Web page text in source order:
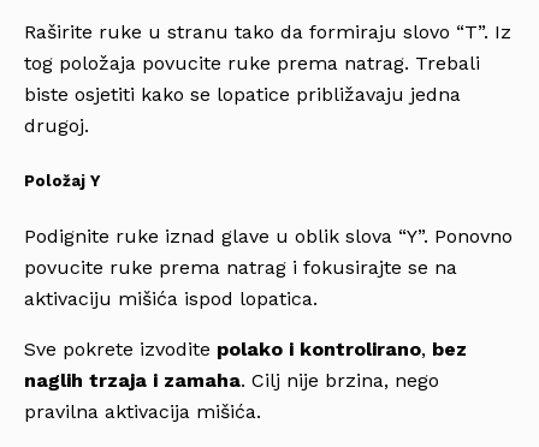
Raširite ruke u stranu tako da formiraju slovo “T”. Iz
tog položaja povucite ruke prema natrag. Trebali
biste osjetiti kako se lopatice približavaju jedna
drugoj.
Položaj Y
Podignite ruke iznad glave u oblik slova “Y”. Ponovno
povucite ruke prema natrag i fokusirajte se na
aktivaciju mišića ispod lopatica.
Sve pokrete izvodite polako i kontrolirano, bez
naglih trzaja i zamaha. Cilj nije brzina, nego
pravilna aktivacija mišića.